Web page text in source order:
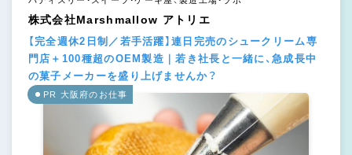
株式会社Marshmallow アトリエ
【完全週休2日制／若手活躍】連日完売のシュークリーム専
門店＋100種超のOEM製造｜若き社長と一緒に、急成長中
の菓子メーカーを盛り上げませんか？
PR 大阪府のお仕事